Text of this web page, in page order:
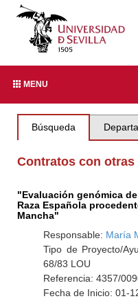
MENU
Búsqueda
Contratos con otras
"Evaluación genómica
Raza Española
Mancha"
Responsable: María
Tipo de Proyecto/
68/83 LOU
Referencia: 4357/
Fecha de Inicio: 01-